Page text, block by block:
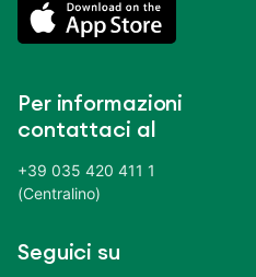
Per informazioni
contattaci al
+39 035 420 411 1
(Centralino)
Seguici su